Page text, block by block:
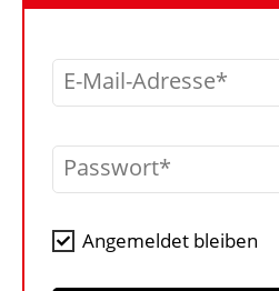
KRAN &
E-Mail-Adresse
Passwort
Angemeldet bleiben